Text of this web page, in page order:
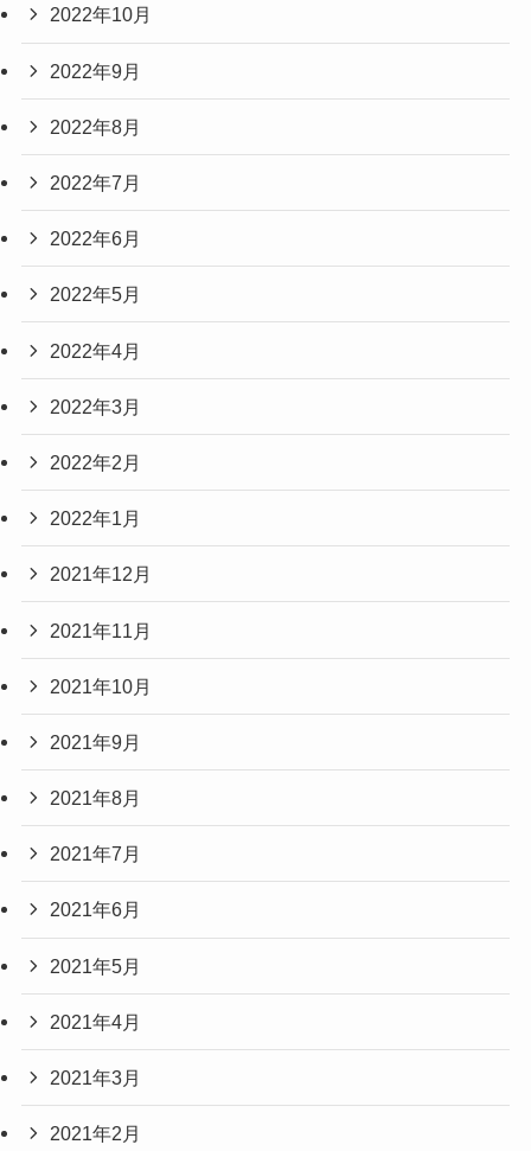
2022年10月
2022年9月
2022年8月
2022年7月
2022年6月
2022年5月
2022年4月
2022年3月
2022年2月
2022年1月
2021年12月
2021年11月
2021年10月
2021年9月
2021年8月
2021年7月
2021年6月
2021年5月
2021年4月
2021年3月
2021年2月